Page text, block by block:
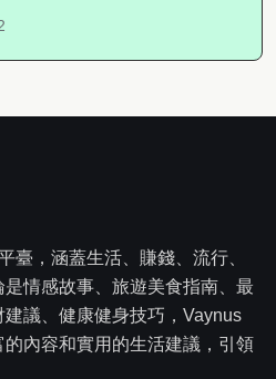
臺，涵蓋生活、賺錢、流行、
情感故事、旅遊美食指南、最
議、健康健身技巧，Vaynus
內容和實用的生活建議，引領